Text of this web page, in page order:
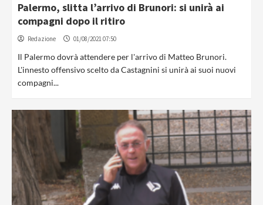
Palermo, slitta l’arrivo di Brunori: si unirà ai
compagni dopo il ritiro
Redazione 01/08/2021 07:50
Il Palermo dovrà attendere per l'arrivo di Matteo Brunori.
L'innesto offensivo scelto da Castagnini si unirà ai suoi nuovi
compagni...